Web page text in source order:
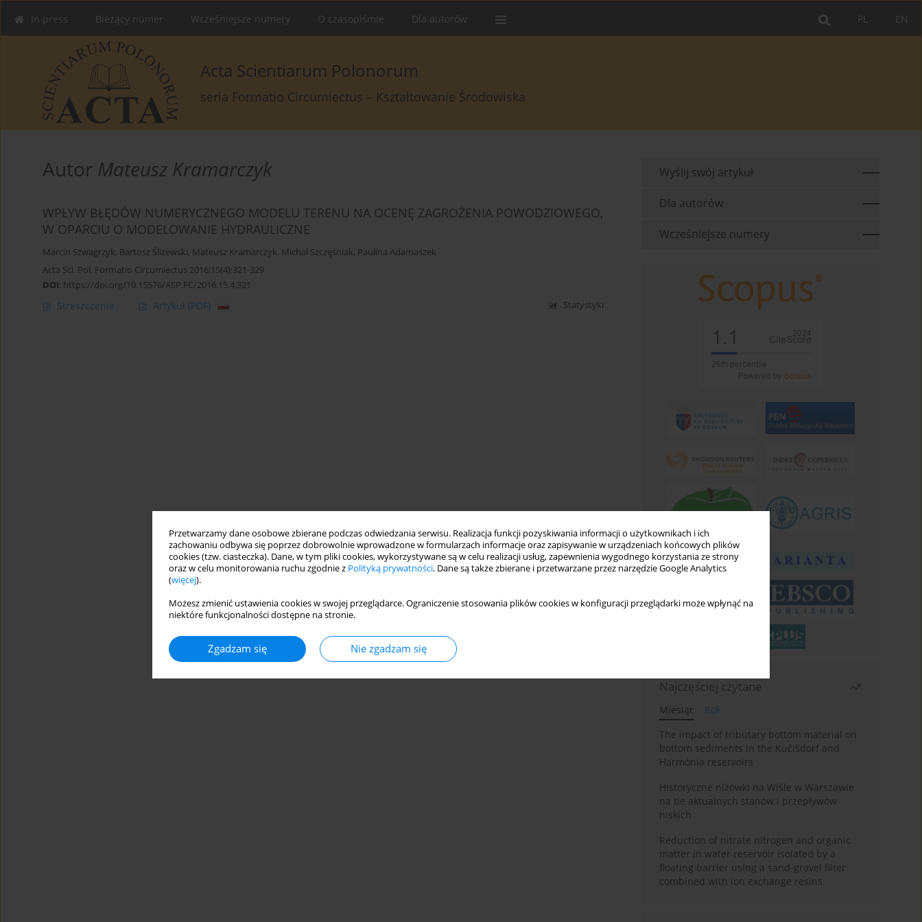
Przetwarzamy dane osobowe zbierane podczas odwiedzania serwisu. Realizacja funkcji pozyskiwania informacji o użytkownikach i ich
zachowaniu odbywa się poprzez dobrowolnie wprowadzone w formularzach informacje oraz zapisywanie w urządzeniach końcowych plików
cookies (tzw. ciasteczka). Dane, w tym pliki cookies, wykorzystywane są w celu realizacji usług, zapewnienia wygodnego korzystania ze strony
oraz w celu monitorowania ruchu zgodnie z Polityką prywatności. Dane są także zbierane i przetwarzane przez narzędzie Google Analytics
(więcej).
Możesz zmienić ustawienia cookies w swojej przeglądarce. Ograniczenie stosowania plików cookies w konfiguracji przeglądarki może wpłynąć na
niektóre funkcjonalności dostępne na stronie.
Zgadzam się Nie zgadzam się
EN
PL
In press Bieżący numer Wcześniejsze numery O czasopiśmie Dla autorów
Acta Scientiarum Polonorum
seria Formatio Circumiectus – Kształtowanie Środowiska
Autor Mateusz Kramarczyk
WPŁYW BŁĘDÓW NUMERYCZNEGO MODELU TERENU NA OCENĘ ZAGROŻENIA POWODZIOWEGO,
W OPARCIU O MODELOWANIE HYDRAULICZNE
Marcin Szwagrzyk, Bartosz Ślizewski, Mateusz Kramarczyk, Michał Szczęśniak, Paulina Adamaszek
Acta Sci. Pol. Formatio Circumiectus 2016;15(4):321-329
DOI: https://doi.org/10.15576/ASP.FC/2016.15.4.321
Streszczenie Artykuł (PDF) Statystyki
Wyślij swój artykuł
Dla autorów
Wcześniejsze numery
Najczęściej czytane
Miesiąc
Rok
The impact of tributary bottom material on
bottom sediments in the Kučišdorf and
Harmónia reservoirs
Historyczne niżówki na Wiśle w Warszawie
na tle aktualnych stanów i przepływów
niskich
Reduction of nitrate nitrogen and organic
matter in water reservoir isolated by a
floating barrier using a sand-gravel filter
combined with ion exchange resins